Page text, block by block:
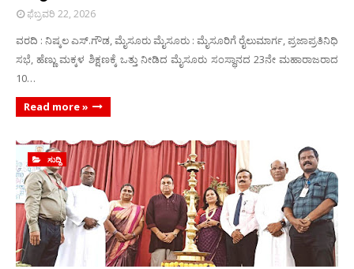
ಫೆಬ್ರವರಿ 22, 2026
ವರದಿ : ನಿಷ್ಕಲ ಎಸ್.ಗೌಡ, ಮೈಸೂರು ಮೈಸೂರು : ಮೈಸೂರಿಗೆ ರೈಲುಮಾರ್ಗ, ಪ್ರಜಾಪ್ರತಿನಿಧಿ
ಸಭೆ, ಹೆಣ್ಣು ಮಕ್ಕಳ ಶಿಕ್ಷಣಕ್ಕೆ ಒತ್ತು ನೀಡಿದ ಮೈಸೂರು ಸಂಸ್ಥಾನದ 23ನೇ ಮಹಾರಾಜರಾದ
10…
Read more »
ಸುದ್ದಿ